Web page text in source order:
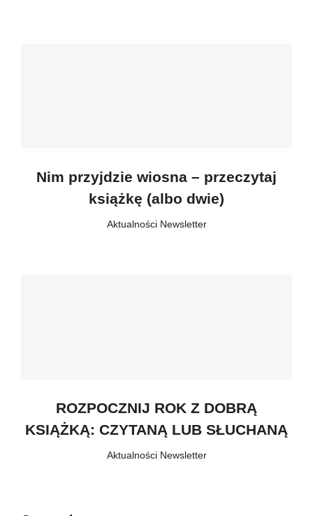
Nim przyjdzie wiosna – przeczytaj
książkę (albo dwie)
Aktualności,Newsletter
ROZPOCZNIJ ROK Z DOBRĄ
KSIĄŻKĄ: CZYTANĄ LUB SŁUCHANĄ
Aktualności,Newsletter